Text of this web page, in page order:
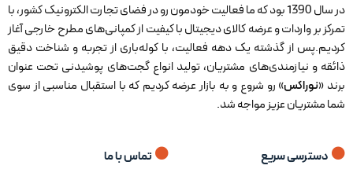
در سال 1390 بود که ما فعالیت خودمون رو در فضای تجارت الکترونیک کشور، با
تمرکز بر واردات و عرضه ‏کالای دیجیتال با کیفیت از کمپانی‌های مطرح خارجی آغاز
کردیم.پس از گذشته یک دهه فعالیت، با کوله‌باری از تجربه و شناخت دقیق
ذائقه و نیازمندی‌های مشتریان، تولید انواع گجت‌های پوشیدنی تحت عنوان
برند «نوراکس» رو شروع و به بازار عرضه کردیم که با ‏استقبال مناسبی از سوی
شما مشتریان عزیز مواجه شد.
دسترسی سریع تماس با ما